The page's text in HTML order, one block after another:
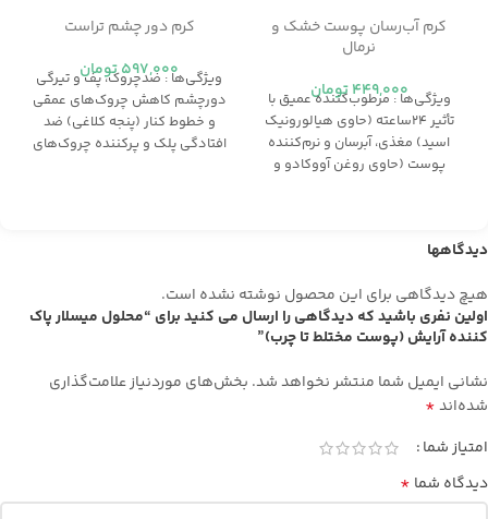
کرم آب‌رسان پوست خشک و
نرمال
449,000 تومان
ویژگی‌ها : مرطوب‌كننده عميق با
تأثير ٢٤ساعته (حاوي هيالورونيك
اسيد) مغذي، آبرسان و نرم‌كننده
پوست (حاوي روغن آووكادو و
شاداب‌كننده پوست جلوگيري از
آرايش صورت (Primer) مناسب
پوست‌هاي نرمال تا خشك
کرم دور چشم تراست
597,000تومان
ویژگی‌ها : ضدچروك، پف و تيرگي
دورچشم كاهش چروك‌هاي عمقي
و خطوط كنار (پنجه كلاغي) ضد
افتادگي پلك و پركننده چروك‌هاي
دیدگاهها
هیچ دیدگاهی برای این محصول نوشته نشده است.
اولین نفری باشید که دیدگاهی را ارسال می کنید برای “محلول میسلار پاک
کننده آرایش (پوست مختلط تا چرب)”
نشانی ایمیل شما منتشر نخواهد شد. بخش‌های موردنیاز علامت‌گذاری
شده‌اند*
امتیاز شما
دیدگاه شما *